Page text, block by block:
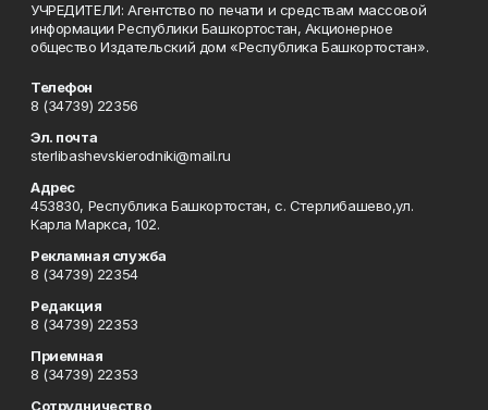
УЧРЕДИТЕЛИ: Агентство по печати и средствам массовой
информации Республики Башкортостан, Акционерное
общество Издательский дом «Республика Башкортостан».
Телефон
8 (34739) 22356
Эл. почта
sterlibashevskierodniki@mail.ru
Адрес
453830, Республика Башкортостан, c. Стерлибашево,ул.
Карла Маркса, 102.
Рекламная служба
8 (34739) 22354
Редакция
8 (34739) 22353
Приемная
8 (34739) 22353
Сотрудничество